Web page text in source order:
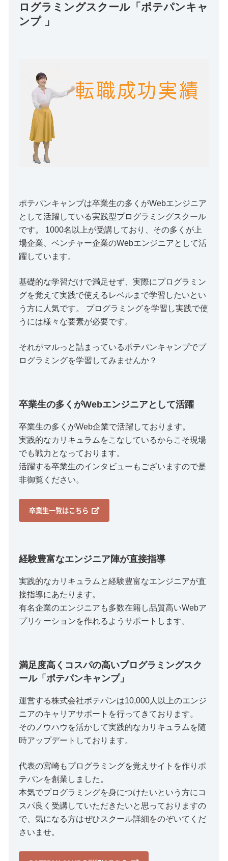
ログラミングスクール「ポテパンキャ
ンプ 」
ポテパンキャンプは卒業生の多くがWebエンジニア
として活躍している実践型プログラミングスクール
です。 1000名以上が受講しており、その多くが上
場企業、ベンチャー企業のWebエンジニアとして活
躍しています。
基礎的な学習だけで満足せず、実際にプログラミン
グを覚えて実践で使えるレベルまで学習したいとい
う方に人気です。 プログラミングを学習し実践で使
うには様々な要素が必要です。
それがマルっと詰まっているポテパンキャンプでプ
ログラミングを学習してみませんか？
卒業生の多くがWebエンジニアとして活躍
卒業生の多くがWeb企業で活躍しております。
実践的なカリキュラムをこなしているからこそ現場
でも戦力となっております。
活躍する卒業生のインタビューもございますので是
非御覧ください。
卒業生一覧はこちら
経験豊富なエンジニア陣が直接指導
実践的なカリキュラムと経験豊富なエンジニアが直
接指導にあたります。
有名企業のエンジニアも多数在籍し品質高いWebア
プリケーションを作れるようサポートします。
満足度高くコスパの高いプログラミングスク
ール「ポテパンキャンプ」
運営する株式会社ポテパンは10,000人以上のエンジ
ニアのキャリアサポートを行ってきております。
そのノウハウを活かして実践的なカリキュラムを随
時アップデートしております。
代表の宮崎もプログラミングを覚えサイトを作りポ
テパンを創業しました。
本気でプログラミングを身につけたいという方にコ
スパ良く受講していただきたいと思っておりますの
で、気になる方はぜひスクール詳細をのぞいてくだ
さいませ。